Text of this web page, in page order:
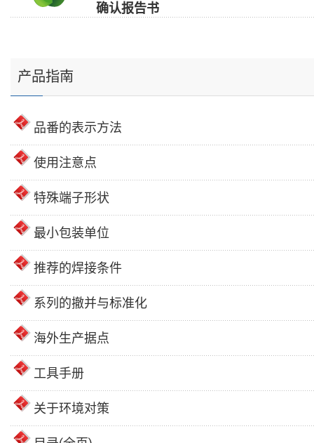
确认报告书
产品指南
品番的表示方法
使用注意点
特殊端子形状
最小包装单位
推荐的焊接条件
系列的撤并与标准化
海外生产据点
工具手册
关于环境对策